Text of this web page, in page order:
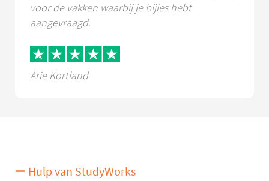
voor de vakken waarbij je bijles hebt
aangevraagd.
Arie Kortland
Hulp van StudyWorks